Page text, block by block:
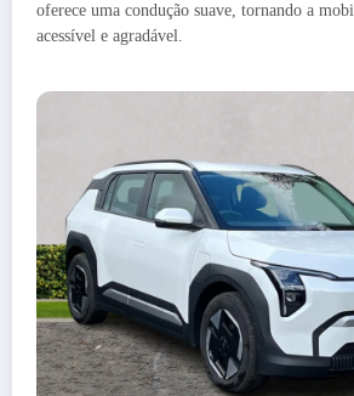
oferece uma condução suave, tornando a
acessível e agradável.